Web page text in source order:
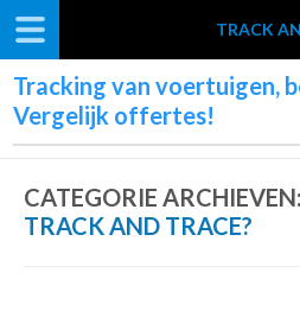
TRACK
Tracking van voertuigen,
Vergelijk offertes!
CATEGORIE ARCHIEVEN:
TRACK AND TRACE?